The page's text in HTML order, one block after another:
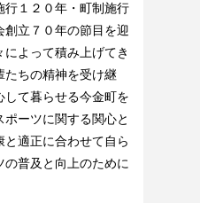
行１２０年・町制施行
創立７０年の節目を迎
よって積み上げてき
たちの精神を受け継
して暮らせる今金町を
ーツに関する関心と
適正に合わせて自ら
普及と向上のために